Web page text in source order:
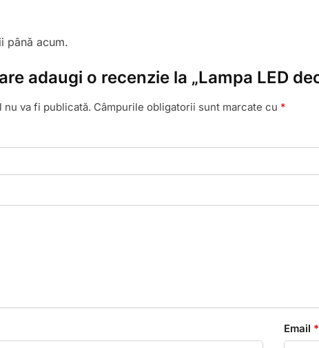
până acum.
adaugi o recenzie la „Lampa LED
nu va fi publicată. Câmpurile obligatorii sunt marcate cu *
Email *